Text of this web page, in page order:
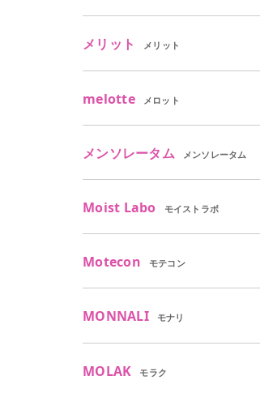
メリット メリット
melotte メロット
メンソレータム メンソレータム
Moist Labo モイストラボ
Motecon モテコン
MONNALI モナリ
MOLAK モラク